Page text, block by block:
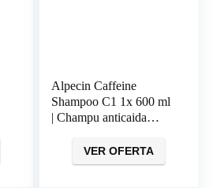
Alpecin Caffeine
Shampoo C1 1x 600 ml
| Champu anticaida
VER OFERTA